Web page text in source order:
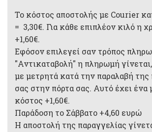
Το κόστος αποστολής με Courier
= 3,30€. Για κάθε επιπλέον κιλό η
+1,60€.
Εφόσον επιλεγεί σαν τρόπος
"Αντικαταβολή" η πληρωμή
με μετρητά κατά την παραλαβή της
σας στην πόρτα σας. Αυτό έχει ένα
κόστος +1,60€.
Παράδοση το Σάββατο +4,60 ευρώ
Η αποστολή της παραγγελίας